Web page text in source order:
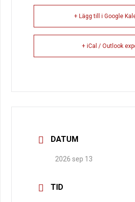
+ Lägg till i Google
+ iCal / Outlook
DATUM
2026 sep 13
TID